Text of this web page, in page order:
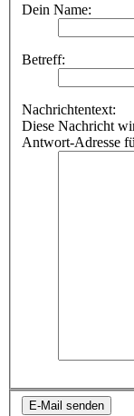
Dein Name:
Betreff:
Nachrichtentext:
Diese Nachricht
Antwort-Adresse